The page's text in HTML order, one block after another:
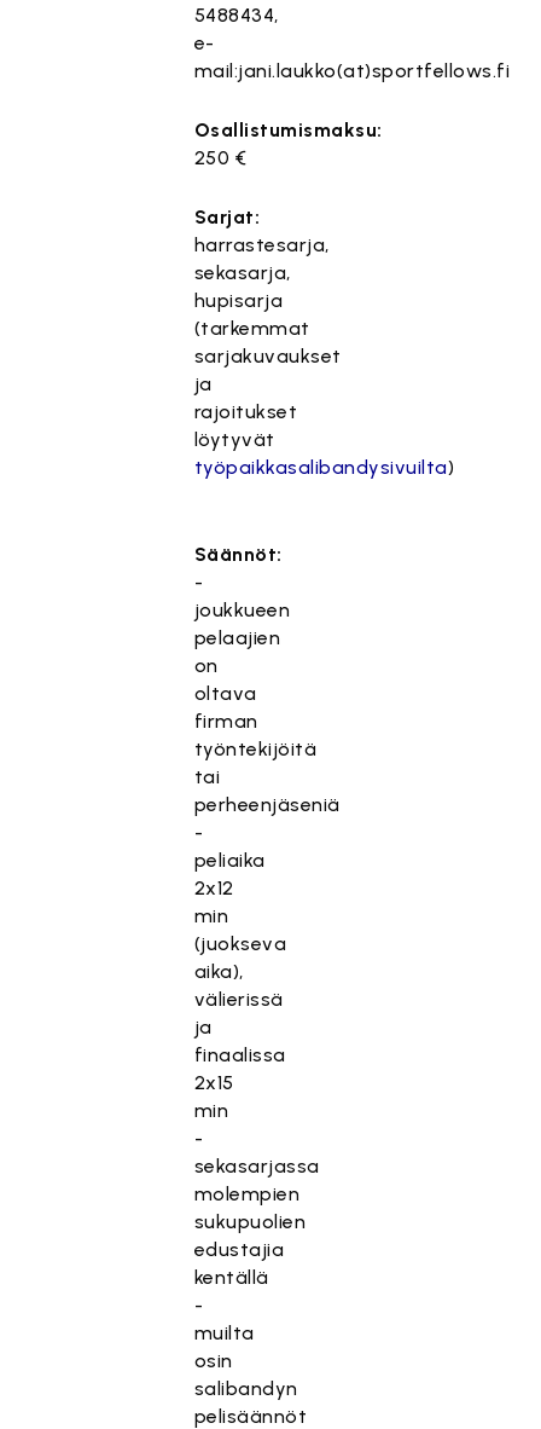
5488434,
e-
mail:jani.laukko(at)sportfellows.fi
Osallistumismaksu:
250 €
Sarjat:
harrastesarja,
sekasarja,
hupisarja
(tarkemmat
sarjakuvaukset
ja
rajoitukset
löytyvät
työpaikkasalibandysivuilta)
Säännöt:
-
joukkueen
pelaajien
on
oltava
firman
työntekijöitä
tai
perheenjäseniä
-
peliaika
2x12
min
(juokseva
aika),
välierissä
ja
finaalissa
2x15
min
-
sekasarjassa
molempien
sukupuolien
edustajia
kentällä
-
muilta
osin
salibandyn
pelisäännöt